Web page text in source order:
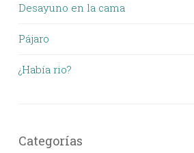
Desayuno en la cama
Pájaro
¿Había rio?
Categorías